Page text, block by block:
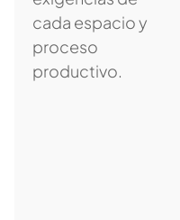
cada espacio y
proceso
productivo.